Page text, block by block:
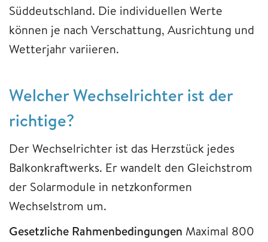
Süddeutschland. Die individuellen Werte
können je nach Verschattung, Ausrichtung und
Wetterjahr variieren.
Welcher Wechselrichter ist der
richtige?
Der Wechselrichter ist das Herzstück jedes
Balkonkraftwerks. Er wandelt den Gleichstrom
der Solarmodule in netzkonformen
Wechselstrom um.
Gesetzliche Rahmenbedingungen Maximal 800